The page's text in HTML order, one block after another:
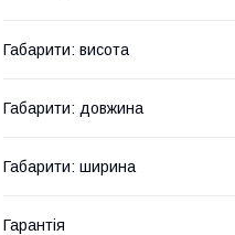
Габарити: висота
Габарити: довжина
Габарити: ширина
Гарантія